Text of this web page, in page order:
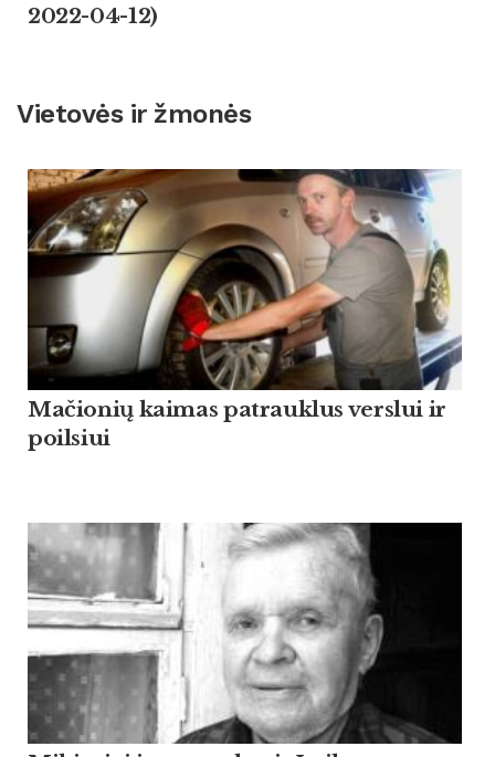
2022-04-12)
Vietovės ir žmonės
Mačionių kaimas patrauklus verslui ir
poilsiui